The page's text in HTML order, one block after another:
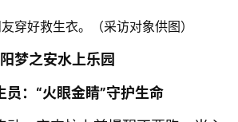
穿好救生衣。（采访对象供图）
梦之安水上乐园
员：“火眼金睛”守护生命